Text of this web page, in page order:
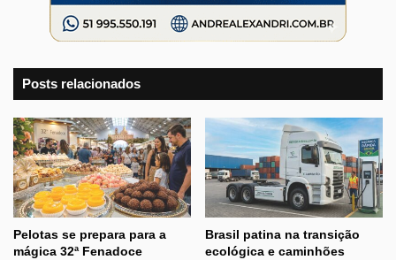
Posts relacionados
Pelotas se prepara para a
mágica 32ª Fenadoce
Brasil patina na transição
ecológica e caminhões